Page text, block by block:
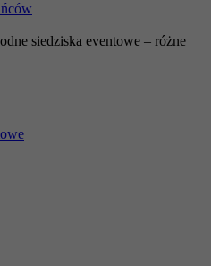
siedziska eventowe – różne